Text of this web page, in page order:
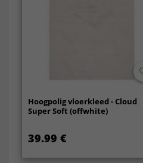
Hoogpolig vloerkleed - Cloud
Super Soft (offwhite)
39.99 €